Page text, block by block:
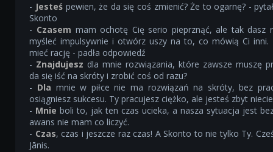
- Jesteś pewien, że da się coś zmienić? Że to ogarnę? -
Skonto
- Czasem mam ochotę Cię serio pieprznąć, ale tak dasz
myśleć impulsywnie i otwórz uszy na to, co mówią Ci inni.
mieć rację - padła odpowiedź
- Znajdujesz dla mnie rozwiązania, które zawsze muszę
da się iść na skróty i zrobić coś od razu?
- Dla mnie w piłce nie ma rozwiązań na skróty, bez
osiągniesz sukcesu. Ty pracujesz ciężko, ale jesteś zbyt
- Mnie boli to, jak ten czas ucieka, a nasza sytuacja jest
awans nie mam co liczyć.
- Czas, czas i jeszcze raz czas! A Skonto to nie tylko Ty.
Jānis.